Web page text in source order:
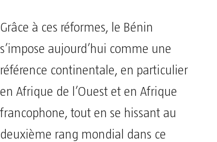
Grâce à ces réformes, le Bénin
s’impose aujourd’hui comme une
référence continentale, en particulier
en Afrique de l’Ouest et en Afrique
francophone, tout en se hissant au
deuxième rang mondial dans ce